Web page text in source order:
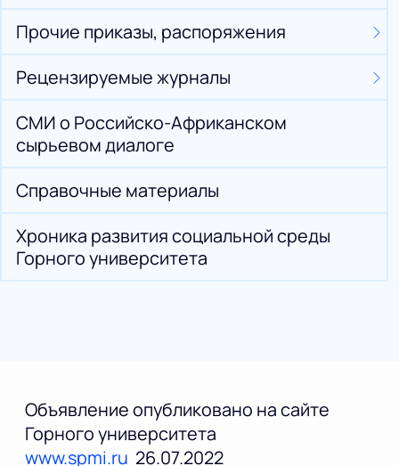
Прочие приказы, распоряжения
Рецензируемые журналы
СМИ о Российско-Африканском
сырьевом диалоге
Справочные материалы
Хроника развития социальной среды
Горного университета
Объявление опубликовано на сайте
Горного университета
www.spmi.ru 26.07.2022